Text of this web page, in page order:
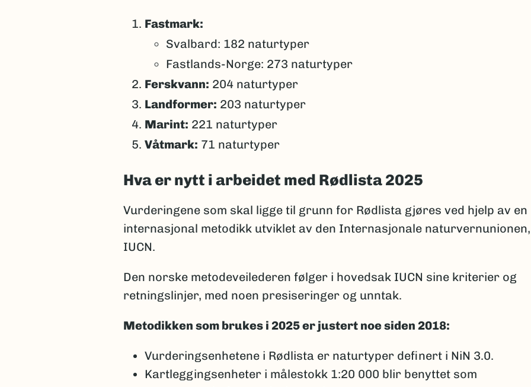
Fastmark:
Svalbard: 182 naturtyper
Fastlands-Norge: 273 naturtyper
Ferskvann: 204 naturtyper
Landformer: 203 naturtyper
Marint: 221 naturtyper
Våtmark: 71 naturtyper
Hva er nytt i arbeidet med Rødlista 2025
Vurderingene som skal ligge til grunn for Rødlista gjøres ved hjelp av en
internasjonal metodikk utviklet av den Internasjonale naturvernunionen,
IUCN.
Den norske metodeveilederen følger i hovedsak IUCN sine kriterier og
retningslinjer, med noen presiseringer og unntak.
Metodikken som brukes i 2025 er justert noe siden 2018:
Vurderingsenhetene i Rødlista er naturtyper definert i NiN 3.0.
Kartleggingsenheter i målestokk 1:20 000 blir benyttet som